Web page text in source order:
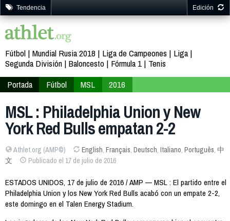
Tendencia Edición
Fútbol Mundial Rusia 2018 Liga de Campeones
Liga
Segunda División Baloncesto Fórmula 1
Tenis
Portada
Fútbol MSL 2016
MSL : Philadelphia Union y New
York Red Bulls empatan 2-2
Athlet.org (AMP©) English, Français, Deutsch, Italiano, Português, 中
文
Publicado el 17 de julio de 2016
ESTADOS UNIDOS, 17 de julio de 2016 / AMP — MSL : El partido entre el
Philadelphia Union y los New York Red Bulls acabó con un empate 2-2,
este domingo en el Talen Energy Stadium.